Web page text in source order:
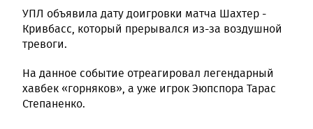
УПЛ объявила дату доигровки матча Шахтер -
Кривбасс, который прерывался из-за воздушной
тревоги.
На данное событие отреагировал легендарный
хавбек «горняков», а уже игрок Эюпспора Тарас
Степаненко.